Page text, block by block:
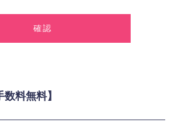
等の送付
料無料】